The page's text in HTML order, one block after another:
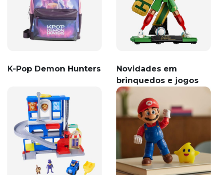
K-Pop Demon Hunters
Novidades em
brinquedos e jogos